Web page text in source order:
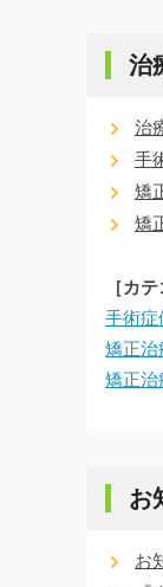
治
治
手
矯
矯
［カ
手術症
矯正治
矯正治
お
お